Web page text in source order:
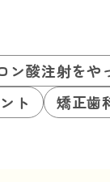
ン酸注射をや
ト
矯正歯